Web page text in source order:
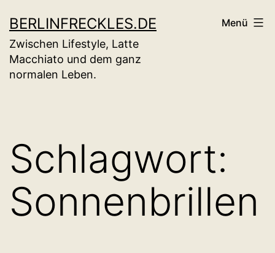
Inhalt
springen
BERLINFRECKLES.DE
Zwischen Lifestyle, Latte
Macchiato und dem ganz
normalen Leben.
Menü
Schlagwort:
Sonnenbrillen